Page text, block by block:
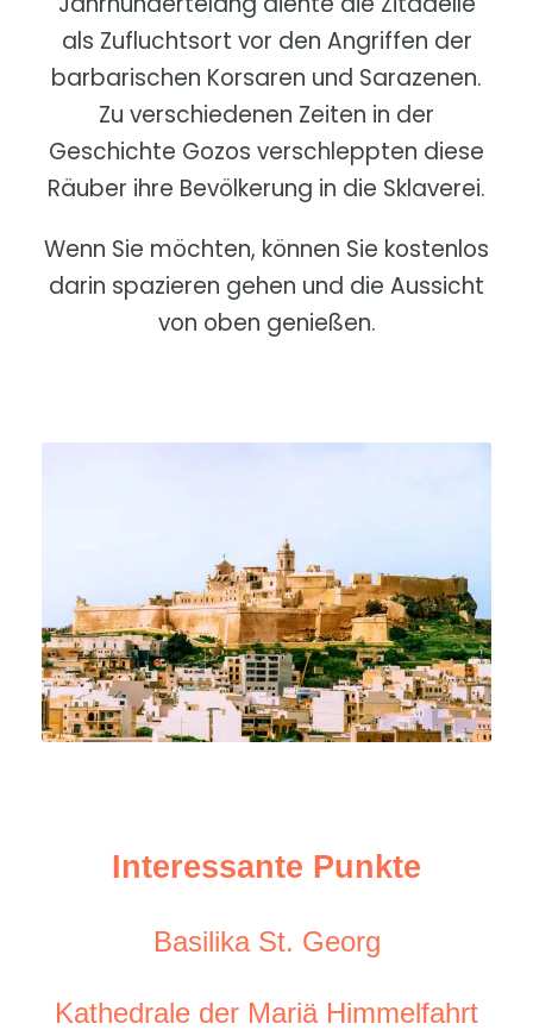
als Zufluchtsort vor den Angriffen der
barbarischen Korsaren und Sarazenen.
Zu verschiedenen Zeiten in der
Geschichte Gozos verschleppten diese
Räuber ihre Bevölkerung in die Sklaverei.
Wenn Sie möchten, können Sie kostenlos
darin spazieren gehen und die Aussicht
von oben genießen.
Interessante Punkte
Basilika St. Georg
Kathedrale der Mariä Himmelfahrt
Interessante Punkte
Basilika St. Georg
Kathedrale der Mariä Himmelfahrt